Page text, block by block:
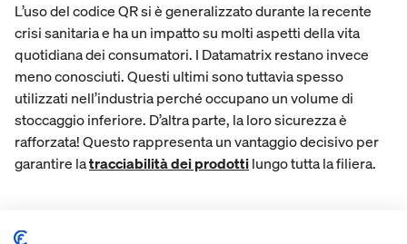
L’uso del codice QR si è generalizzato durante la recente
crisi sanitaria e ha un impatto su molti aspetti della vita
quotidiana dei consumatori. I Datamatrix restano invece
meno conosciuti. Questi ultimi sono tuttavia spesso
utilizzati nell’industria perché occupano un volume di
stoccaggio inferiore. D’altra parte, la loro sicurezza è
rafforzata! Questo rappresenta un vantaggio decisivo per
garantire latracciabilità dei prodottilungo tutta la filiera.